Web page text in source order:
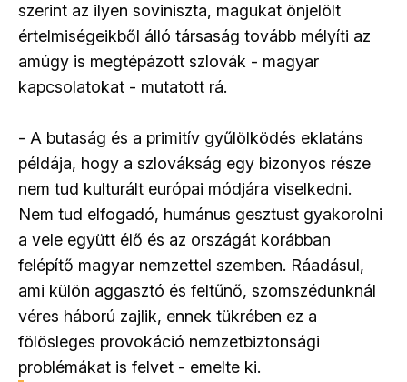
szerint az ilyen soviniszta, magukat önjelölt
értelmiségeikből álló társaság tovább mélyíti az
amúgy is megtépázott szlovák - magyar
kapcsolatokat - mutatott rá.
- A butaság és a primitív gyűlölködés eklatáns
példája, hogy a szlovákság egy bizonyos része
nem tud kulturált európai módjára viselkedni.
Nem tud elfogadó, humánus gesztust gyakorolni
a vele együtt élő és az országát korábban
felépítő magyar nemzettel szemben. Ráadásul,
ami külön aggasztó és feltűnő, szomszédunknál
véres háború zajlik, ennek tükrében ez a
fölösleges provokáció nemzetbiztonsági
problémákat is felvet - emelte ki.